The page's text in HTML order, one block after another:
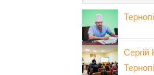
Сергій